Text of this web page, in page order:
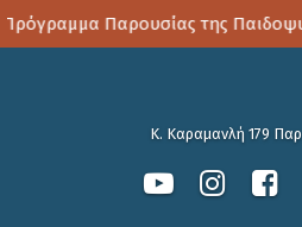
Παρουσίας της
Κ. Καραμανλή 179